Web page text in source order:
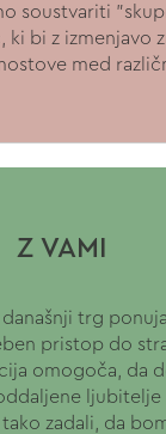
soustvariti
ki bi z izmenjavo
med
Z VAMI
današnji trg
pristop do
omogoča, da
ljubitelje
zadali, da